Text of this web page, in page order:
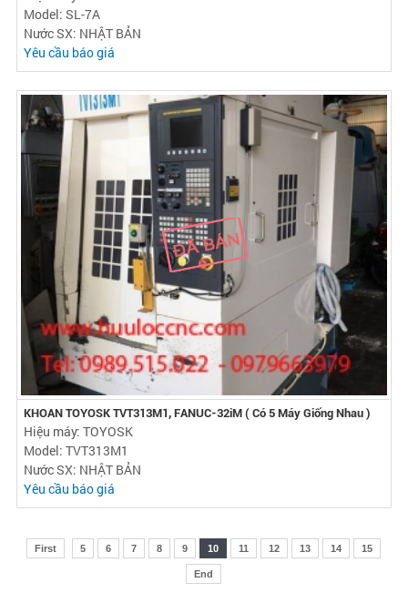
Model: SL-7A
Nước SX: NHẬT BẢN
Yêu cầu báo giá
KHOAN TOYOSK TVT313M1, FANUC-32iM ( Có 5 Máy Giống Nhau )
Hiệu máy: TOYOSK
Model: TVT313M1
Nước SX: NHẬT BẢN
Yêu cầu báo giá
First 5 6 7 8 9 10 11 12 13 14 15
End